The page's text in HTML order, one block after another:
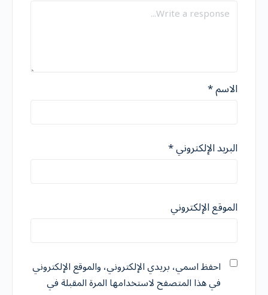
الاسم*
البريد الإلكتروني*
الموقع الإلكتروني
احفظ اسمي، بريدي الإلكتروني، والموقع الإلكتروني
في هذا المتصفح لاستخدامها المرة المقبلة في